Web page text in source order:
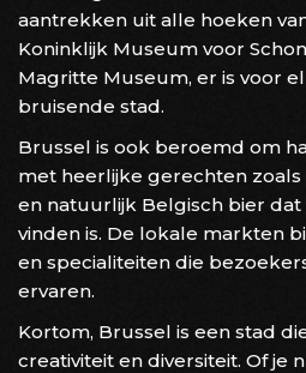
aantrekken uit alle hoeken
Koninklijk Museum voor
Magritte Museum, er is voor
bruisende stad.
Brussel is ook beroemd om
met heerlijke gerechten zoals
en natuurlijk Belgisch bier dat
vinden is. De lokale markten
en specialiteiten die
ervaren.
Kortom, Brussel is een stad
creativiteit en diversiteit. Of je